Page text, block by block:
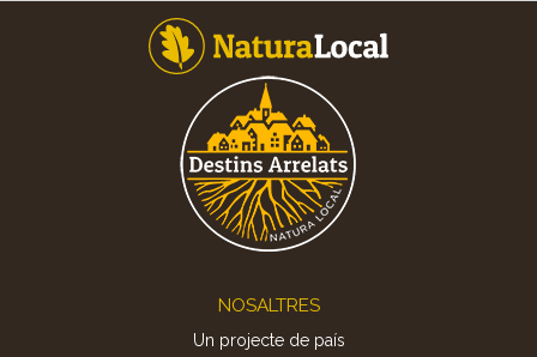
NOSALTRES
Un projecte de país